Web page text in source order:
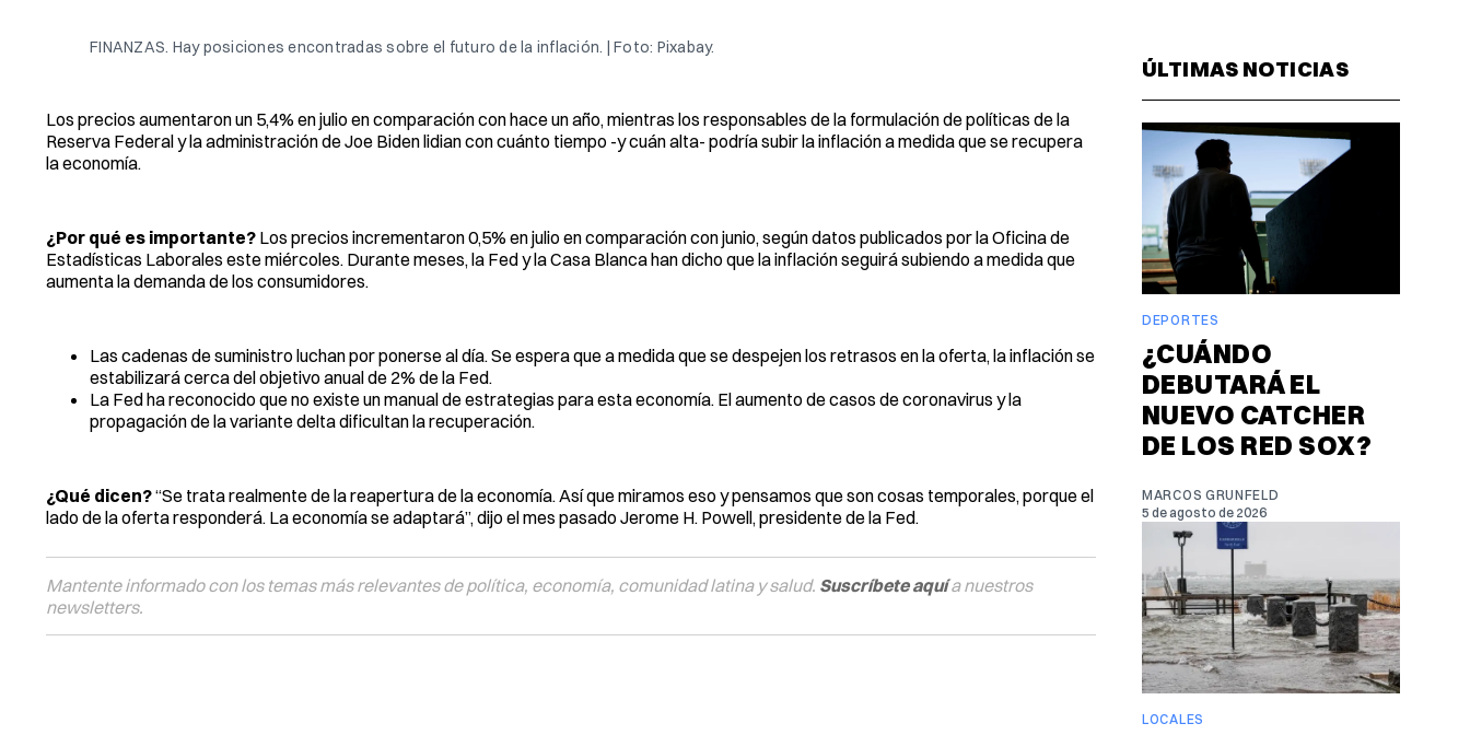
FINANZAS. Hay posiciones encontradas sobre el futuro de la inflación. | Foto: Pixabay.
Los precios aumentaron un 5,4% en julio en comparación con hace un año, mientras los responsables de la formulación de políticas de la
Reserva Federal y la administración de Joe Biden lidian con cuánto tiempo -y cuán alta- podría subir la inflación a medida que se recupera
la economía.
¿Por qué es importante? Los precios incrementaron 0,5% en julio en comparación con junio, según datos publicados por la Oficina de
Estadísticas Laborales este miércoles. Durante meses, la Fed y la Casa Blanca han dicho que la inflación seguirá subiendo a medida que
aumenta la demanda de los consumidores.
Las cadenas de suministro luchan por ponerse al día. Se espera que a medida que se despejen los retrasos en la oferta, la inflación se
estabilizará cerca del objetivo anual de 2% de la Fed.
La Fed ha reconocido que no existe un manual de estrategias para esta economía. El aumento de casos de coronavirus y la
propagación de la variante delta dificultan la recuperación.
¿Qué dicen?“Se trata realmente de la reapertura de la economía. Así que miramos eso y pensamos que son cosas temporales, porque el
lado de la oferta responderá. La economía se adaptará”, dijo el mes pasado Jerome H. Powell, presidente de la Fed.
Mantente informado con los temas más relevantes de política, economía, comunidad latina y salud. Suscríbete aquía nuestros
newsletters.
ÚLTIMAS NOTICIAS
DEPORTES
¿CUÁNDO
DEBUTARÁ EL
NUEVO CATCHER
DE LOS RED SOX?
MARCOS GRUNFELD
5 de agosto de 2026
LOCALES